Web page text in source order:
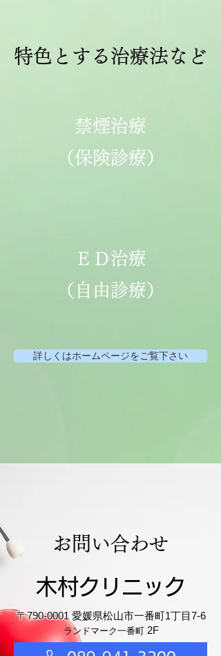
特色とする治療法など
禁煙治療
（保険診療）
ＥＤ治療
（自由診療）
詳しくはホームページをご覧下さい
お問い合わせ
木村クリニック
〒790-0001 愛媛県松山市一番町1丁目7-6
ランドマーク一番町 2F